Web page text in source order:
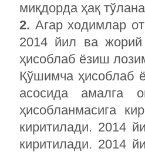
миқдорда ҳақ
2. Агар ходимлар
2014 йил ва
ҳисоблаб ёзиш
Қўшимча ҳисоблаб
асосида амалга
ҳисобланмасига
киритилади. 2014
киритилади. 2014